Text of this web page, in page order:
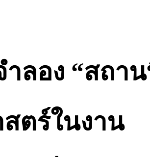
ลอง “สถาน
ตร์ในงาน